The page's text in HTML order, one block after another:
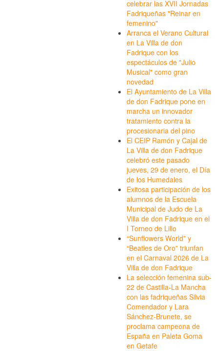
celebrar las XVII Jornadas
Fadriqueñas "Reinar en
femenino"
Arranca el Verano Cultural
en La Villa de don
Fadrique con los
espectáculos de "Julio
Musical" como gran
novedad
El Ayuntamiento de La Villa
de don Fadrique pone en
marcha un innovador
tratamiento contra la
procesionaria del pino
El CEIP Ramón y Cajal de
La Villa de don Fadrique
celebró este pasado
jueves, 29 de enero, el Día
de los Humedales
Exitosa participación de los
alumnos de la Escuela
Municipal de Judo de La
Villa de don Fadrique en el
I Torneo de Lillo
“Sunflowers World” y
“Beatles de Oro” triunfan
en el Carnaval 2026 de La
Villa de don Fadrique
La selección femenina sub-
22 de Castilla-La Mancha
con las fadriqueñas Silvia
Comendador y Lara
Sánchez-Brunete, se
proclama campeona de
España en Paleta Goma
en Getafe